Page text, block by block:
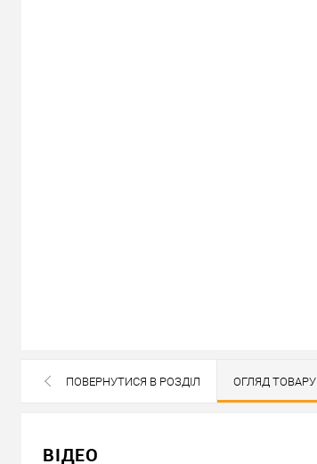
В наявності
ПОВЕРНУТИСЯ В РОЗДІЛ ОГЛЯД ТОВАРУ
ВІДЕО